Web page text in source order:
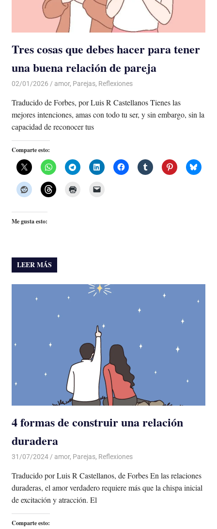
Tres cosas que debes hacer para tener
una buena relación de pareja
02/01/2026 De todo un Poco
amor, Parejas, Reflexiones
Traducido de Forbes, por Luis R Castellanos Tienes las
mejores intenciones, amas con todo tu ser, y sin embargo, sin la
capacidad de reconocer tus
Comparte esto:
Me gusta esto:
LEER MÁS
4 formas de construir una relación
duradera
31/07/2024 De todo un Poco
amor, Parejas, Reflexiones
Traducido por Luis R Castellanos, de Forbes En las relaciones
duraderas, el amor verdadero requiere más que la chispa inicial
de excitación y atracción. El
Comparte esto: